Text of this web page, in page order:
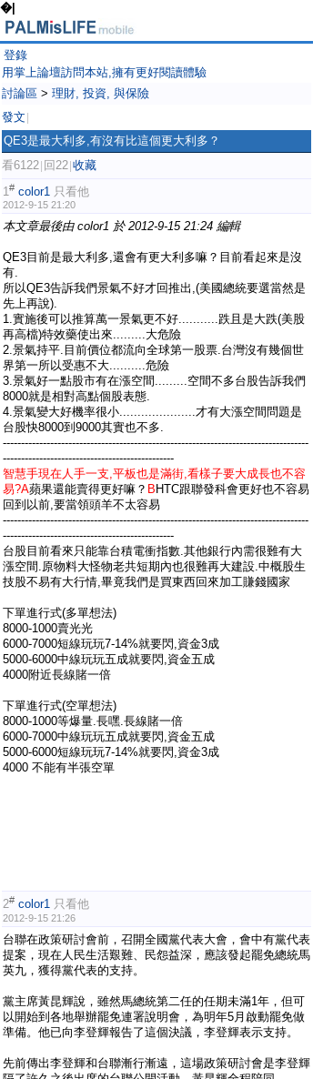
�|
登錄
用掌上論壇訪問本站,擁有更好閱讀體驗
討論區 > 理財, 投資, 與保險
發文
QE3是最大利多,有沒有比這個更大利多？
看6122 回22 收藏
1# color1 只看他
2012-9-15 21:20
本文章最後由 color1 於 2012-9-15 21:24 編輯
QE3目前是最大利多,還會有更大利多嘛？目前看起來是沒
有.
所以QE3告訴我們景氣不好才回推出,(美國總統要選當然是
先上再說).
1.實施後可以推算萬一景氣更不好...........跌且是大跌(美股
再高檔)特效藥使出來.........大危險
2.景氣持平.目前價位都流向全球第一股票.台灣沒有幾個世
界第一所以受惠不大..........危險
3.景氣好一點股市有在漲空間.........空間不多台股告訴我們
8000就是相對高點個股表態.
4.景氣變大好機率很小.....................才有大漲空間問題是
台股快8000到9000其實也不多.
------------------------------------------------------------------------------------
-----------------------------------------------
智慧手現在人手一支,平板也是滿街,看樣子要大成長也不容
易?A蘋果還能賣得更好嘛？ B HTC跟聯發科會更好也不容易
回到以前,要當領頭羊不太容易
------------------------------------------------------------------------------------
-----------------------------------------------
台股目前看來只能靠台積電衝指數.其他銀行內需很難有大
漲空間.原物料大怪物老共短期內也很難再大建設.中概股生
技股不易有大行情,畢竟我們是買東西回來加工賺錢國家
下單進行式(多單想法)
8000-1000賣光光
6000-7000短線玩玩7-14%就要閃,資金3成
5000-6000中線玩玩五成就要閃,資金五成
4000附近長線賭一倍
下單進行式(空單想法)
8000-1000等爆量.長嘿.長線賭一倍
6000-7000中線玩玩五成就要閃,資金五成
5000-6000短線玩玩7-14%就要閃,資金3成
4000 不能有半張空單
2# color1 只看他
2012-9-15 21:26
台聯在政策研討會前，召開全國黨代表大會，會中有黨代表
提案，現在人民生活艱難、民怨益深，應該發起罷免總統馬
英九，獲得黨代表的支持。
黨主席黃昆輝說，雖然馬總統第二任的任期未滿1年，但可
以開始到各地舉辦罷免連署說明會，為明年5月啟動罷免做
準備。他已向李登輝報告了這個決議，李登輝表示支持。
先前傳出李登輝和台聯漸行漸遠，這場政策研討會是李登輝